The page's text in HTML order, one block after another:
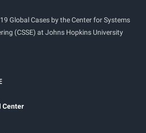
Global Cases by the Center for Systems
(CSSE) at Johns Hopkins University
Center